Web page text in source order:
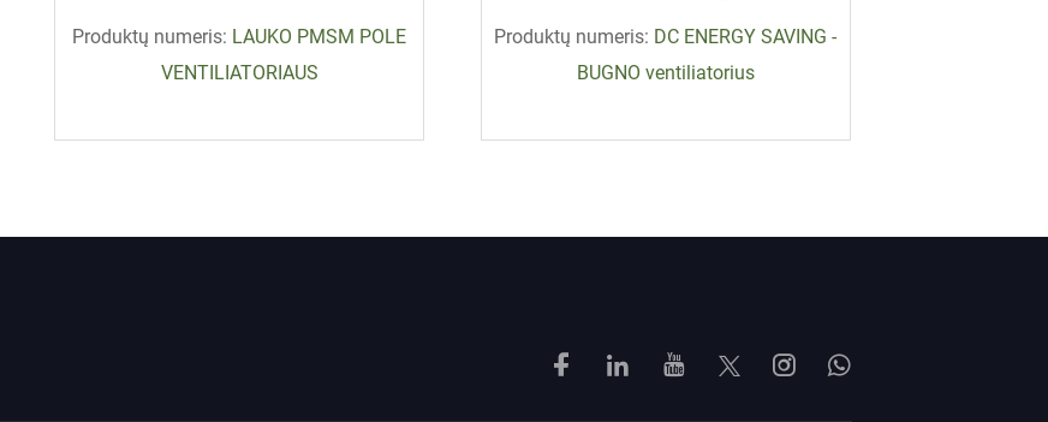
Produktų numeris: LAUKO PMSM POLE
VENTILIATORIAUS
Produktų numeris: DC ENERGY SAVING -
BUGNO ventiliatorius